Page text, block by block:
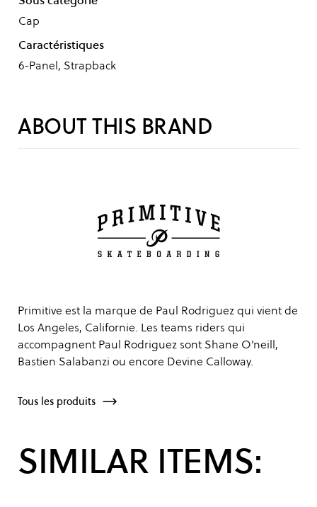
Cap
Caractéristiques
6-Panel, Strapback
ABOUT THIS BRAND
Primitive est la marque de Paul Rodriguez qui vient de
Los Angeles, Californie. Les teams riders qui
accompagnent Paul Rodriguez sont Shane O’neill,
Bastien Salabanzi ou encore Devine Calloway.
Tous les produits
SIMILAR ITEMS: